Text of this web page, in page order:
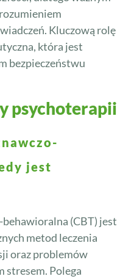
Kluczową rolę
która jest
bezpieczeństwu
psychoterapii
jest
(CBT) jest
metod leczenia
oraz problemów
stresem. Polega